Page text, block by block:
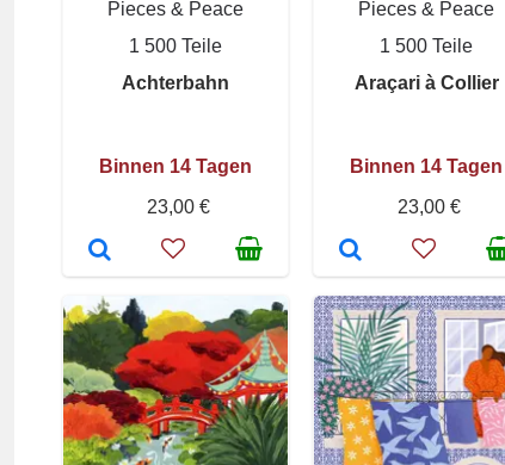
Pieces & Peace
1 500 Teile
Achterbahn
Binnen 14 Tagen
23,00 €
Pieces & Peace
1 500 Teile
Araçari à Collier
Binnen 14 Tagen
23,00 €